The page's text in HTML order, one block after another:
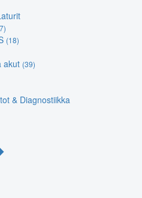
(18)
akut (39)
& Diagnostiikka